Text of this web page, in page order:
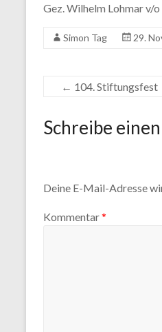
Gez. Wilhelm Lohmar v/
Simon Tag 29.
← 104. Stiftungsfest
Schreibe
Deine E-Mail-Adresse
Kommentar*